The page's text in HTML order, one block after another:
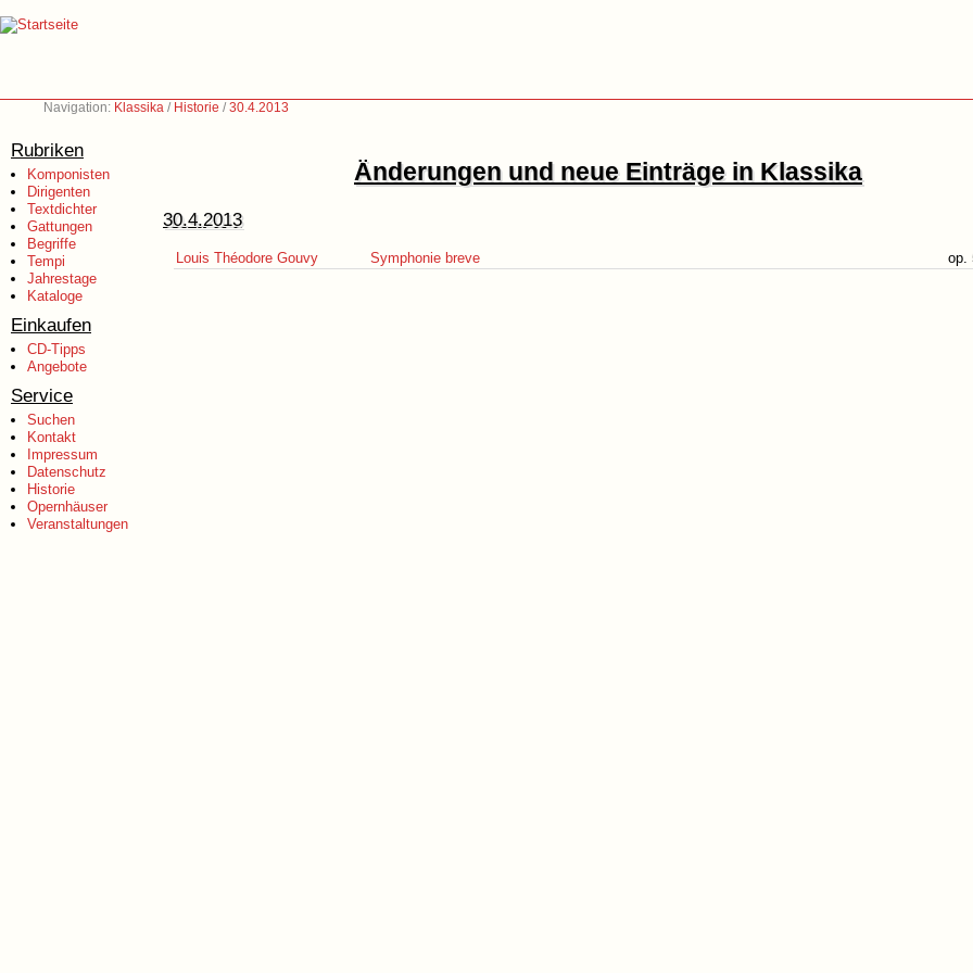
Navigation: Klassika / Historie /30.4.2013
Rubriken
Komponisten
Dirigenten
Textdichter
Gattungen
Begriffe
Tempi
Jahrestage
Kataloge
Einkaufen
CD-Tipps
Angebote
Service
Suchen
Kontakt
Impressum
Datenschutz
Historie
Opernhäuser
Veranstaltungen
Änderungen und neue Einträge in Klassika
30.4.2013
Louis Théodore Gouvy Symphonie breve op.